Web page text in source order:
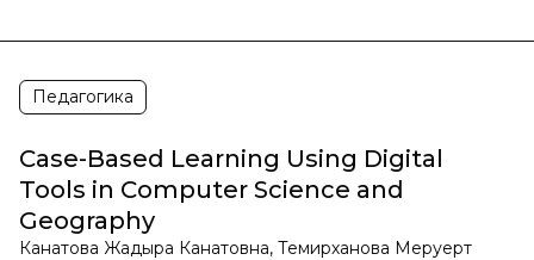
Педагогика
Case-Based Learning Using Digital
Tools in Computer Science and
Geography
Канатова Жадыра Канатовна, Темирханова Меруерт